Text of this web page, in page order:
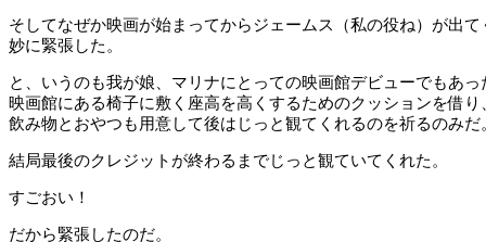
そしてなぜか映画が始まってからジェームス（私の役ね）が出て
妙に緊張した。
と、いうのも我が娘、マリナにとっての映画館デビューでもあっ
映画館にある椅子に敷く座高を高くするためのクッションを借り
飲み物とおやつも用意して後はじっと観てくれるのを祈るのみだ
結局最後のクレジットが終わるまでじっと観ていてくれた。
すごおい！
だから緊張したのだ。